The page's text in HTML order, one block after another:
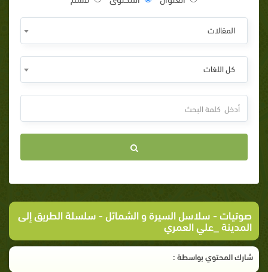
المقالات
كل اللغات
صوتيات -سلاسل السيرة و الشمائل - سلسلة الطريق إلى
المدينة _علي العمري
شارك المحتوي بواسطة :